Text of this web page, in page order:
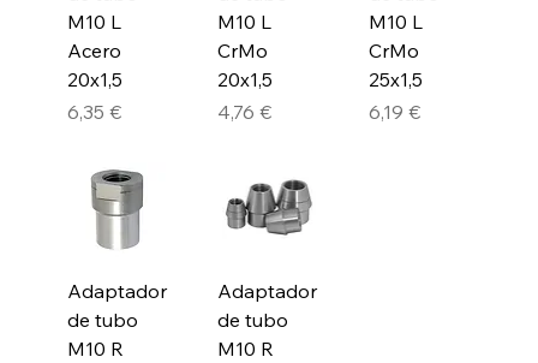
M10 L
Acero
20x1,5
Precio
6,35 €
M10 L
CrMo
20x1,5
Precio
4,76 €
M10 L
CrMo
25x1,5
Precio
6,19 €
Adaptador
de tubo
M10 R
Adaptador
de tubo
M10 R